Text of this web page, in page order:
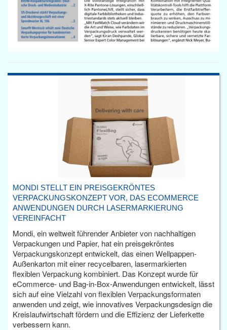
MONDI STELLT EIN PREISGEKRÖNTES
VERPACKUNGSKONZEPT VOR, DAS ECOMMERCE
ANWENDUNGEN DURCH LASERMARKIERUNG
VEREINFACHT
Mondi, ein weltweit führender Anbieter von nachhaltigen
Verpackungen und Papier, hat ein preisgekröntes
Verpackungskonzept entwickelt, das einen Wellpappen-
Außenkarton mit einer recycelbaren, lasermarkierten
flexiblen Verpackung kombiniert. Das Konzept wurde für
eCommerce- und Bag-in-Box-Anwendungen entwickelt, lässt
sich auf eine Vielzahl von flexiblen Verpackungsformaten
anwenden und zeigt, wie innovatives Verpackungsdesign die
Kreislaufwirtschaft fördern und die Effizienz der Lieferkette
verbessern kann.